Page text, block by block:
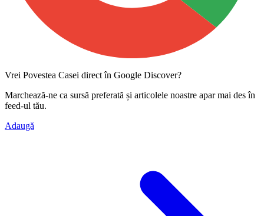
Vrei Povestea Casei direct în Google Discover?
Marchează-ne ca sursă preferată și articolele noastre apar mai des în
feed-ul tău.
Adaugă